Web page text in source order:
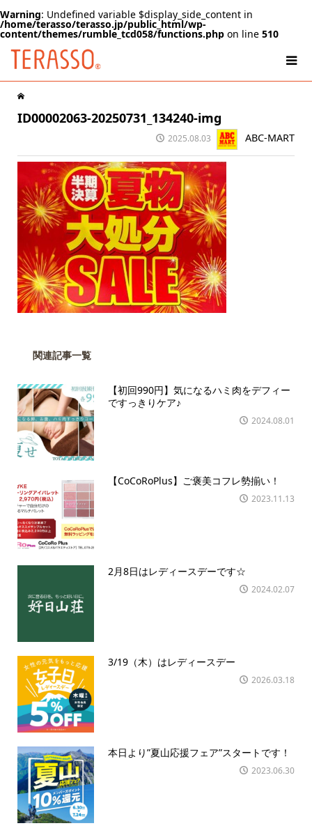
Warning: Undefined variable $display_side_content in
/home/terasso/terasso.jp/public_html/wp-
content/themes/rumble_tcd058/functions.php on line 510
ID00002063-20250731_134240-img
2025.08.03 ABC-MART
関連記事一覧
【初回990円】気になるハミ肉をデフィー
ですっきりケア♪
2024.08.01
【CoCoRoPlus】ご褒美コフレ勢揃い！
2023.11.13
2月8日はレディースデーです☆
2024.02.07
3/19（木）はレディースデー
2026.03.18
本日より”夏山応援フェア”スタートです！
2023.06.30